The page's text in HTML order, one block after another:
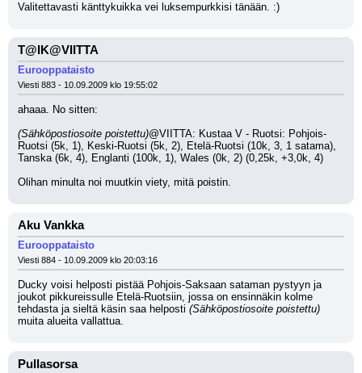
Valitettavasti känttykuikka vei luksempurkkisi tänään. :)
T@IK@VIITTA
Eurooppataisto
Viesti 883 - 10.09.2009 klo 19:55:02
ahaaa. No sitten:
(Sähköpostiosoite poistettu)@VIITTA: Kustaa V - Ruotsi: Pohjois-
Ruotsi (5k, 1), Keski-Ruotsi (5k, 2), Etelä-Ruotsi (10k, 3, 1 satama),
Tanska (6k, 4), Englanti (100k, 1), Wales (0k, 2) (0,25k, +3,0k, 4)
Olihan minulta noi muutkin viety, mitä poistin.
Aku Vankka
Eurooppataisto
Viesti 884 - 10.09.2009 klo 20:03:16
Ducky voisi helposti pistää Pohjois-Saksaan sataman pystyyn ja
joukot pikkureissulle Etelä-Ruotsiin, jossa on ensinnäkin kolme
tehdasta ja sieltä käsin saa helposti (Sähköpostiosoite poistettu)
muita alueita vallattua.
Pullasorsa